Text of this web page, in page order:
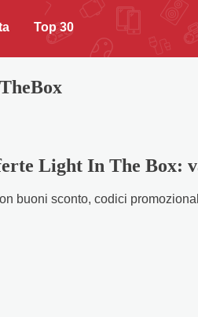
Top 30
Light In The Box:
buoni sconto, codici